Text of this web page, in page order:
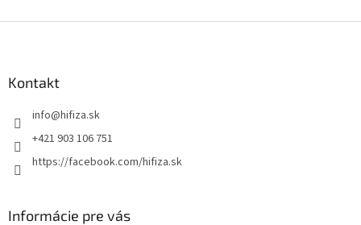
Kontakt
info@hifiza.sk
+421 903 106 751
https://facebook.com/hifiza.sk
Informácie pre vás